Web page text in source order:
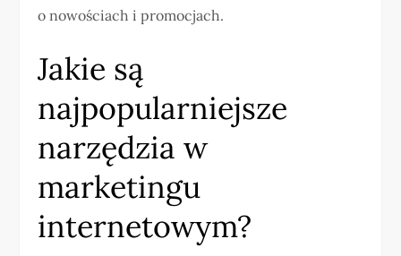
o nowościach i promocjach.
Jakie są
najpopularniejsze
narzędzia w
marketingu
internetowym?